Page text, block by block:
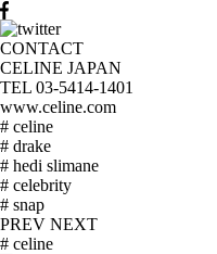
CONTACT
CELINE JAPAN
TEL 03-5414-1401
www.celine.com
# celine
# drake
# hedi slimane
# celebrity
# snap
PREV NEXT
# celine